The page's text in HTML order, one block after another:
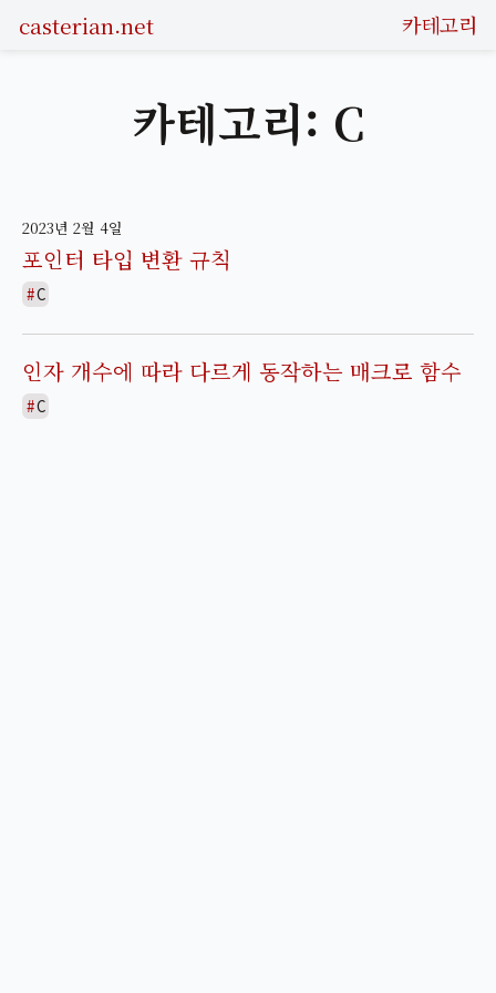
casterian.net 카테고리
카테고리: C
2023년 2월 4일
포인터 타입 변환 규칙
C
인자 개수에 따라 다르게 동작하는 매크로 함수
C